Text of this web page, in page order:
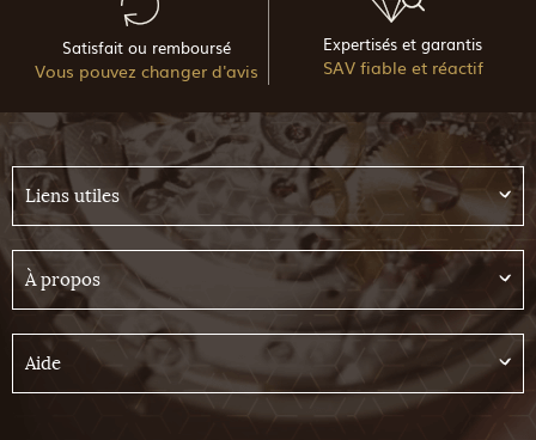
Satisfait ou remboursé
Vous pouvez changer d'avis
Expertisés et garantis
SAV fiable et réactif
Liens utiles
À propos
Aide